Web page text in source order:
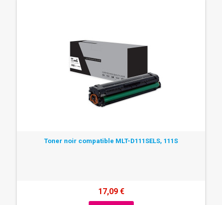
Toner noir compatible MLT-D111SELS, 111S
17,09 €